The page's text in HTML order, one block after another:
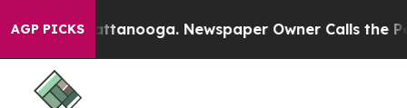
AGP PICKS
in Chattanooga. Newspaper Owner Calls the